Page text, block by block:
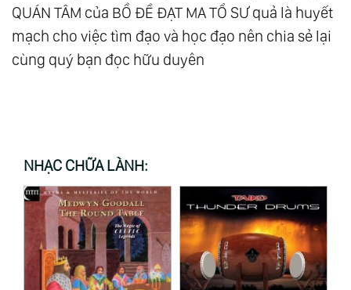
QUÁN TÂM của BỒ ĐỀ ĐẠT MA TỔ SƯ quả là huyết
mạch cho việc tìm đạo và học đạo nên chia sẻ lại
cùng quý bạn đọc hữu duyên
NHẠC CHỮA LÀNH: